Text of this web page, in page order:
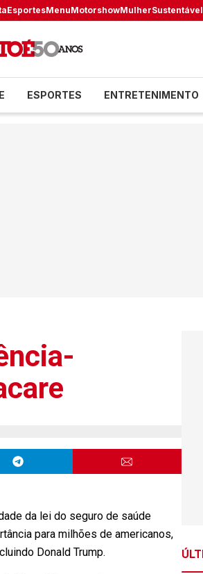
EsportesMenuMotorshowMulherSustentável
ESPORTES ENTRETENIMENTO
da lei do seguro de saúde
para milhões de americanos,
Donald Trump.